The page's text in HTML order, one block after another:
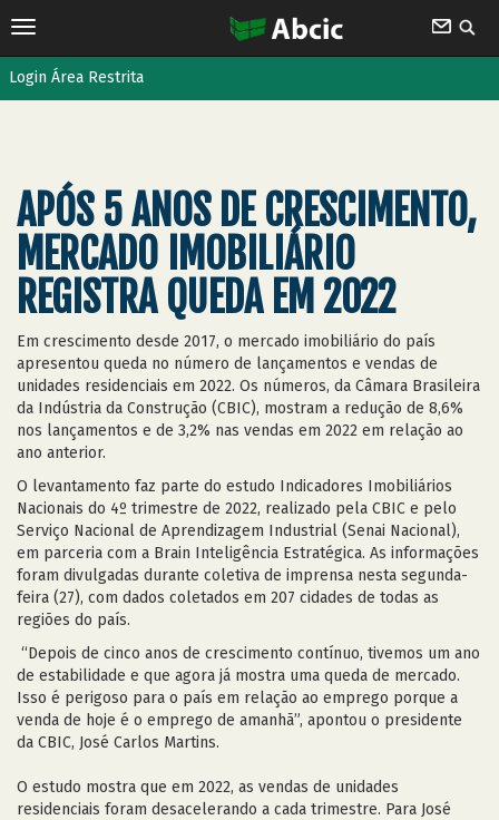
Login Área Restrita
APÓS 5 ANOS DE CRESCIMENTO,
MERCADO IMOBILIÁRIO
REGISTRA QUEDA EM 2022
Em crescimento desde 2017, o mercado imobiliário do país
apresentou queda no número de lançamentos e vendas de
unidades residenciais em 2022. Os números, da Câmara Brasileira
da Indústria da Construção (CBIC), mostram a redução de 8,6%
nos lançamentos e de 3,2% nas vendas em 2022 em relação ao
ano anterior.
O levantamento faz parte do estudo Indicadores Imobiliários
Nacionais do 4º trimestre de 2022, realizado pela CBIC e pelo
Serviço Nacional de Aprendizagem Industrial (Senai Nacional),
em parceria com a Brain Inteligência Estratégica. As informações
foram divulgadas durante coletiva de imprensa nesta segunda-
feira (27), com dados coletados em 207 cidades de todas as
regiões do país.
“Depois de cinco anos de crescimento contínuo, tivemos um ano
de estabilidade e que agora já mostra uma queda de mercado.
Isso é perigoso para o país em relação ao emprego porque a
venda de hoje é o emprego de amanhã”, apontou o presidente
da CBIC, José Carlos Martins.
O estudo mostra que em 2022, as vendas de unidades
residenciais foram desacelerando a cada trimestre. Para José